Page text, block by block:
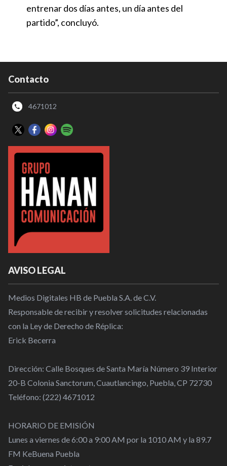
entrenar dos días antes, un día antes del
partido”, concluyó.
Contacto
4671012
AVISO LEGAL
Medios Digitales HB de Puebla S.A. de C.V.
Responsable de recibir y resolver solicitudes relacionadas
con la Ley de Derecho de Réplica:
Erick Becerra
Dirección: Calle Bosques de Santa María Número 39 Interior
20-B Colonia Sanctorum, Cuautlancingo, Puebla, CP 72730
Teléfono: (222) 4671012
HORARIO DE EMISIÓN
Lunes a viernes de 6:00 a 9:00 AM por la 1010 AM y la 89.7
FM KeBuena Puebla